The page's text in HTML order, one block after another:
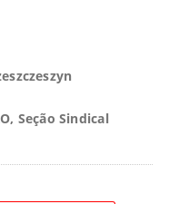
Seção Sindical